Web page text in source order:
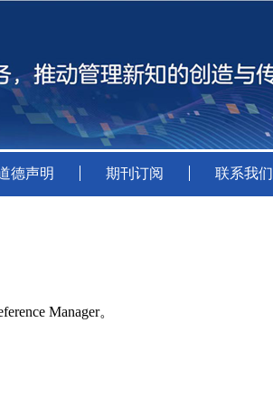
德声明 期刊订阅 联系我们
Manager。